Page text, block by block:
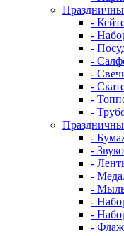
-
-
-
-
-
-
-
-
-
-
-
-
-
-
-
-